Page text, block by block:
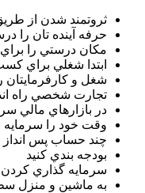
ثروتمند شدن از
حرفه آينده تان را
مکان درستي را
ابتدا شغلي براي
شغل و کارفرمايتان
تجارت شخصي راه
در بازارهاي مالي
وقت خود را سرمايه
چند حساب پس انداز
بودجه بندي کنيد
سرمايه گذاري
به ماشين و منزل